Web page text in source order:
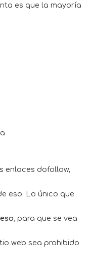
es que la mayoría
enlaces dofollow,
eso. Lo único que
, para que se vea
web sea prohibido